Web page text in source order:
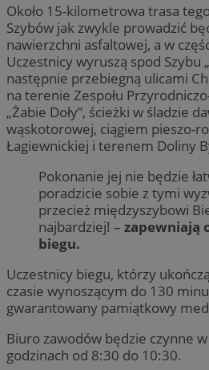
Około 15-kilometrowa trasa
Szybów jak zwykle prowadzić
nawierzchni asfaltowej, a w
Uczestnicy wyruszą spod Szybu
następnie przebiegną ulicami
na terenie Zespołu
„Żabie Doły”, ścieżki w śladzie
wąskotorowej, ciągiem pieszo-
Łagiewnickiej i terenem Doliny
Pokonanie jej nie będzie
poradzicie sobie z tymi
przecież międzyszybowi
najbardziej! – zapewniają
biegu.
Uczestnicy biegu, którzy
czasie wynoszącym do 130
gwarantowany pamiątkowy
Biuro zawodów będzie czynne
godzinach od 8:30 do 10:30.